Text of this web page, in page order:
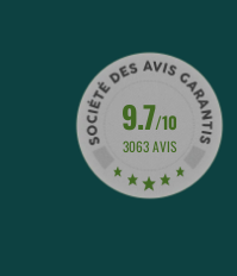
9.7/10
3063 AVIS